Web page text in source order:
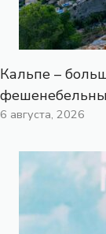
Кальпе –
6 августа, 2026